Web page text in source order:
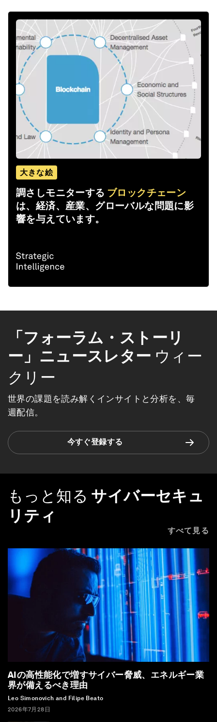
大きな絵
調さしモニターする ブロックチェーン
は、経済、産業、グローバルな問題に影
響を与えています。
「フォーラム・ストーリ
ー」ニュースレター ウィー
クリー
世界の課題を読み解くインサイトと分析を、毎
週配信。
今すぐ登録する
もっと知る サイバーセキュ
リティ
すべて見る
AIの高性能化で増すサイバー脅威、エネルギー業
界が備えるべき理由
Leo Simonovich and Filipe Beato
2026年7月28日